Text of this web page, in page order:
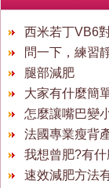
西米若丁VB6
問一下，練習
腿部減肥
大家有什麼簡
怎麼讓嘴巴變
法國專業瘦背
我想曾肥?有
速效減肥方法